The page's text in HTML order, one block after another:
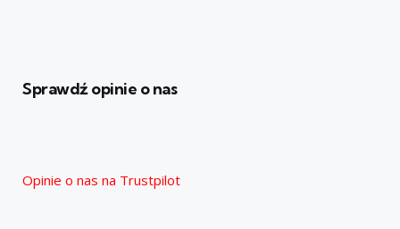
Sprawdź opinie o nas
Opinie o nas na Trustpilot